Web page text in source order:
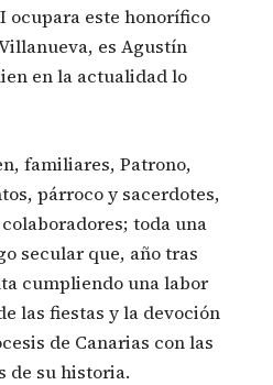
ocupara este honorífico
es Agustín
en la actualidad lo
familiares, Patrono,
párroco y sacerdotes,
toda una
secular que, año tras
cumpliendo una labor
las fiestas y la devoción
de Canarias con las
de su historia.